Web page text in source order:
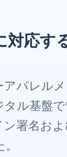
対応す
パレル
ル基盤
署名お